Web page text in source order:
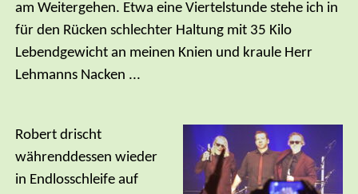
am Weitergehen. Etwa eine Viertelstunde stehe ich in
für den Rücken schlechter Haltung mit 35 Kilo
Lebendgewicht an meinen Knien und kraule Herr
Lehmanns Nacken ...
Robert drischt
währenddessen wieder
in Endlosschleife auf